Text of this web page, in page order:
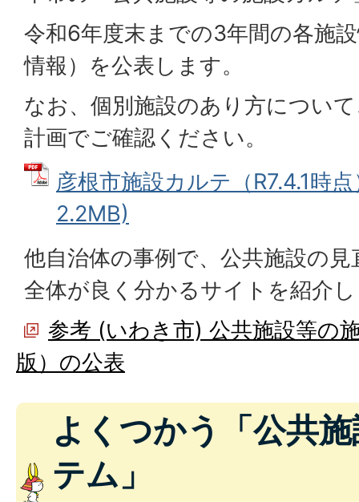
令和6年度末までの3年間の各施
情報）を公表します。
なお、個別施設のあり方につい
計画でご確認ください。
彦根市施設カルテ（R7.4.1時
2.2MB)
他自治体の事例で、公共施設の
全体が良く分かるサイトを紹介
参考 (いわき市) 公共施設等の
版）の公表
よくつかう「公共
テム」